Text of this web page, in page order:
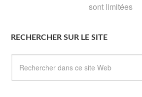
sont limitées
RECHERCHER SUR LE SITE